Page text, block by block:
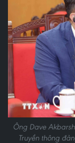
Ông Dave
Truyền thông